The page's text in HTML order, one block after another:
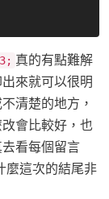
真的有點難解
來就可以很明
清楚的地方，
會比較好，也
看每個留言
麼這次的結尾非